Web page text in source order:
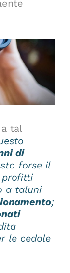
tal
di
forse il
profitti
a taluni
;
le cedole